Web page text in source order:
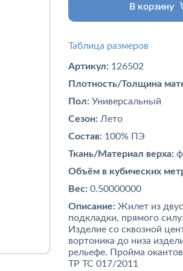
В корзину
Таблица размеров
Артикул: 126502
Плотность/Толщина
Пол: Универсальный
Сезон: Лето
Состав: 100% ПЭ
Ткань/Материал верха:
Объём в кубических
Вес: 0.50000000
Описание: Жилет из
подкладки, прямого
Изделие со сквозной
вортоника до низа
рельефе. Пройма
ТР ТС 017/2011